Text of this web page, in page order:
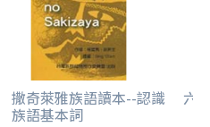
撒奇萊雅族語讀本--認識
族語基本詞
六